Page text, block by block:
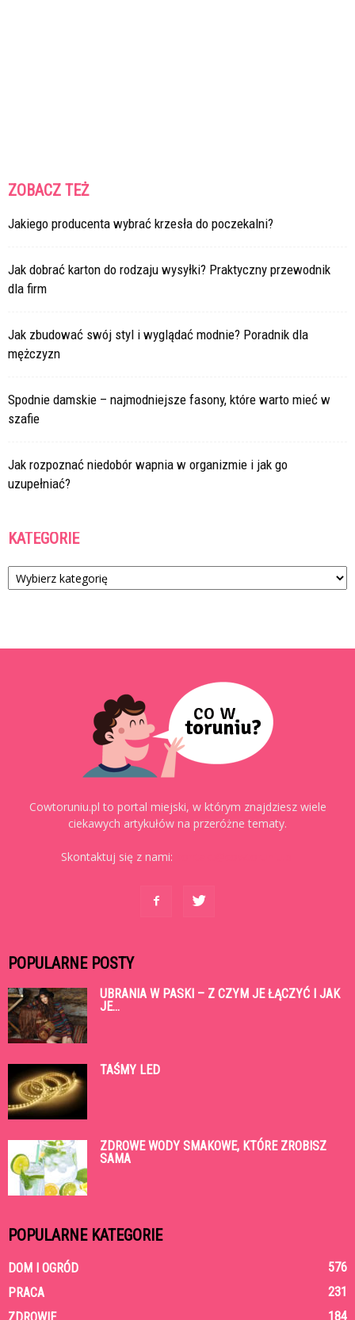
ZOBACZ TEŻ
Jakiego producenta wybrać krzesła do poczekalni?
Jak dobrać karton do rodzaju wysyłki? Praktyczny przewodnik
dla firm
Jak zbudować swój styl i wyglądać modnie? Poradnik dla
mężczyzn
Spodnie damskie – najmodniejsze fasony, które warto mieć w
szafie
Jak rozpoznać niedobór wapnia w organizmie i jak go
uzupełniać?
KATEGORIE
Kategorie
Cowtoruniu.pl to portal miejski, w którym znajdziesz wiele
ciekawych artykułów na przeróżne tematy.
Skontaktuj się z nami:
POPULARNE POSTY
UBRANIA W PASKI – Z CZYM JE ŁĄCZYĆ I JAK
JE...
TAŚMY LED
ZDROWE WODY SMAKOWE, KTÓRE ZROBISZ
SAMA
POPULARNE KATEGORIE
DOM I OGRÓD
576
PRACA
231
184